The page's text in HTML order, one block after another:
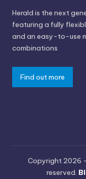
Herald is the next
featuring a fully
and an easy-to-use
combinations
Find out more
Copyright 2026
reserved.